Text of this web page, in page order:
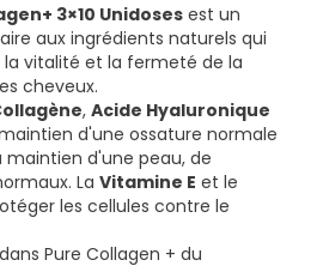
3×10 Unidoses est un
aux ingrédients naturels qui
vitalité et la fermeté de la
cheveux.
, Acide Hyaluronique
d'une ossature normale
d'une peau, de
La Vitamine E et le
les cellules contre le
Pure Collagen + du